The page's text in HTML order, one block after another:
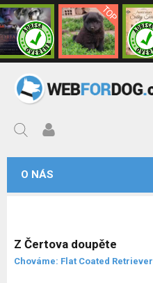
O NÁS
Z Čertova doupěte
Chováme: Flat Coated Retriever